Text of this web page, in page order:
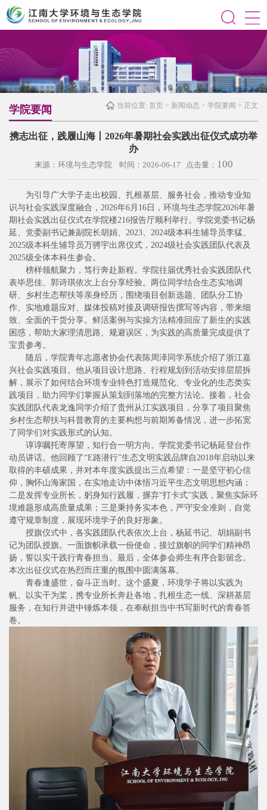
当前位置: 首页 > 新闻动态 > 学院要闻 > 正文
学院要闻
携志出征，践履山海丨2026年暑期社会实践出征仪式成功举
办
来源：环境与生态学院 时间：2026-06-17 点击量： 100
为引导广大学子走出校园、扎根基层、服务社会，推动专业知
识与社会实践深度融合，2026年6月16日，环境与生态学院2026年暑
期社会实践出征仪式在学院楼216报告厅顺利举行。学院党委书记杨
延、党委副书记兼副院长胡娟、2023、2024级本科生辅导员李猛、
2025级本科生辅导员万骋宇出席仪式，2024级社会实践团队代表及
2025级全体本科生参会。
榜样领航聚力，笃行奔赴新程。学院往届优秀社会实践团队代
表毕思佳、郭诗琪依次上台分享经验。两位同学结合生态实地调
研、乡村生态帮扶等亲身经历，围绕项目创新选题、团队分工协
作、实地难题应对、媒体投稿对接及调研报告撰写等内容，带来细
致、全面的干货分享。鲜活案例与实操方法精准回应了新生的实践
困惑，帮助大家理清思路、规避误区，为实践的高质量完成提供了
宝贵参考。
随后，学院青年志愿者协会代表陈周泽同学系统介绍了浙江嘉
兴社会实践项目。他从项目设计思路、行程规划到活动安排层层拆
解，展示了如何结合环境专业特色打造规范化、专业化的生态类实
践项目，助力同学们掌握从策划到落地的完整方法论。接着，社会
实践团队代表龙逸同学介绍了贵州从江实践项目，分享了项目聚焦
乡村生态帮扶与科普教育的主要构想与前期筹备情况，进一步拓宽
了同学们对实践形式的认知。
谆谆嘱托寄厚望，知行合一明方向。学院党委书记杨延登台作
动员讲话。他回顾了“E路潜行”生态文明实践品牌自2018年启动以来
取得的丰硕成果，并对本年度实践提出三点希望：一是坚守初心信
仰，胸怀山海家国，在实地走访中体悟习近平生态文明思想内涵；
二是发挥专业所长，躬身知行践履，摒弃“打卡式”实践，聚焦实际环
境难题形成高质量成果；三是秉持务实本色，严守安全准则，自觉
遵守规章制度，展现环境学子的良好形象。
授旗仪式中，各实践团队代表依次上台，杨延书记、胡娟副书
记为团队授旗。一面旗帜承载一份使命，接过旗帜的同学们精神昂
扬，誓以实干践行青春担当。最后，全体参会师生有序合影留念。
本次出征仪式在热烈而庄重的氛围中圆满落幕。
青春逢盛世，奋斗正当时。这个盛夏，环境学子将以实践为
帆、以实干为桨，携专业所长奔赴各地，扎根生态一线、深耕基层
服务，在知行并进中锤炼本领，在奉献担当中书写新时代的青春答
卷。